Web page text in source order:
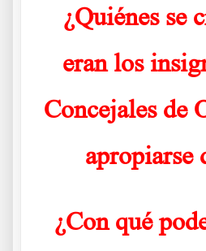
¿Quiénes se
eran los
Concejales de
apropiarse
¿Con qué